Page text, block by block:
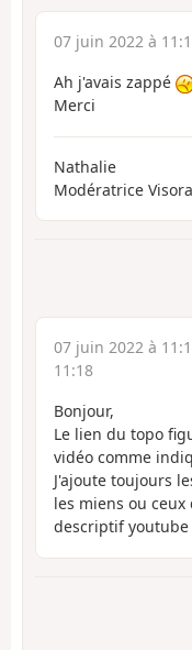
07 juin 2022 à
Ah j'avais zappé
Merci
Nathalie
Modératrice
07 juin 2022 à
11:18
Bonjour,
Le lien du topo
vidéo comme
J'ajoute toujours
les miens ou
descriptif youtube